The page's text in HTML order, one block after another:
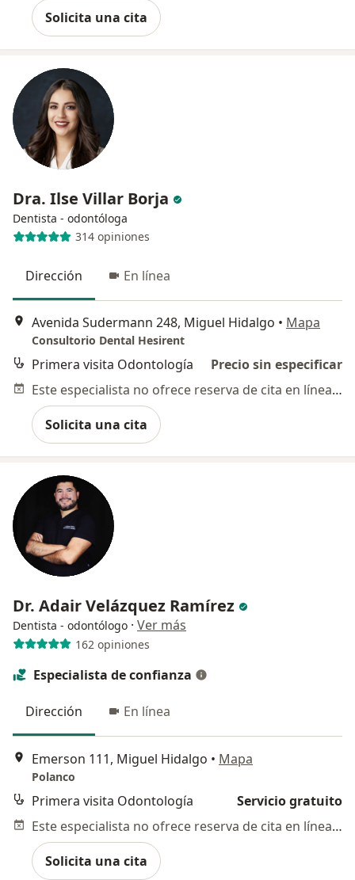
Solicita una cita
Dra. Ilse Villar Borja
Dentista - odontóloga
314 opiniones
Dirección En línea
Avenida Sudermann 248, Miguel Hidalgo • Mapa
Consultorio Dental Hesirent
Primera visita Odontología
Precio sin especificar
Este especialista no ofrece reserva de cita en línea en esta dirección.
Solicita una cita
Dr. Adair Velázquez Ramírez
Dentista - odontólogo · Ver más
162 opiniones
Especialista de confianza
Dirección En línea
Emerson 111, Miguel Hidalgo • Mapa
Polanco
Primera visita Odontología
Servicio gratuito
Este especialista no ofrece reserva de cita en línea en esta dirección.
Solicita una cita